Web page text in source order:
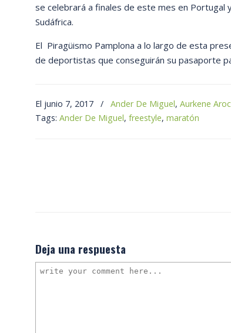
se celebrará a finales de este mes en Portugal
Sudáfrica.
El Piragüismo Pamplona a lo largo de esta
de deportistas que conseguirán su pasaporte
El junio 7, 2017 / Ander De Miguel,Aurkene
Tags:Ander De Miguel,freestyle,maratón
Deja una respuesta